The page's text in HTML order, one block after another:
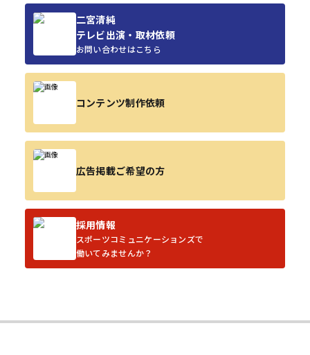
二宮清純
テレビ出演・取材依頼
お問い合わせはこちら
コンテンツ制作依頼
広告掲載ご希望の方
採用情報
スポーツコミュニケーションズで
働いてみませんか？